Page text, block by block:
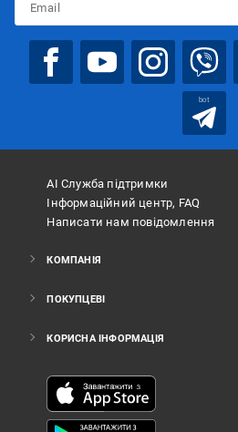
bot
АІ Служба підтримки
Інформаційний центр, FAQ
Написати нам повідомлення
КОМПАНІЯ
ПОКУПЦЕВІ
КОРИСНА ІНФОРМАЦІЯ